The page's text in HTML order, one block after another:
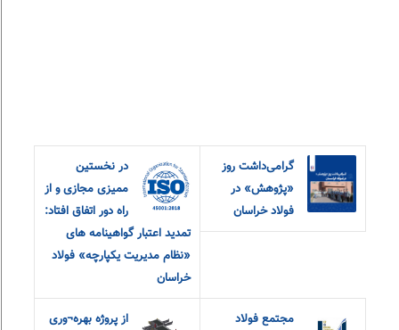
گرامی‌داشت روز
«پژوهش» در
فولاد خراسان
در نخستین
ممیزی مجازی و از
راه دور اتفاق افتاد:
تمدید اعتبار گواهینامه های
«نظام مدیریت یکپارچه» فولاد
خراسان
مجتمع فولاد
از پروژه بهره¬وری